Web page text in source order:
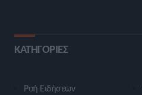
ΚΑΤΗΓΟΡΙΕΣ
Ροή Ειδήσεων